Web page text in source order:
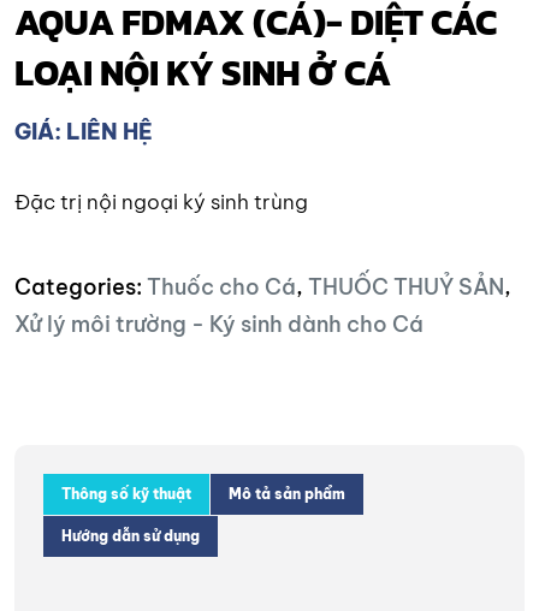
AQUA FDMAX (CÁ)- DIỆT CÁC
LOẠI NỘI KÝ SINH Ở CÁ
GIÁ: LIÊN HỆ
Đặc trị nội ngoại ký sinh trùng
Categories: Thuốc cho Cá, THUỐC THUỶ SẢN,
Xử lý môi trường - Ký sinh dành cho Cá
Thông số kỹ thuật Mô tả sản phẩm
Hướng dẫn sử dụng